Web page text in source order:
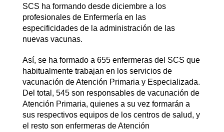
SCS ha formando desde diciembre a los
profesionales de Enfermería en las
especificidades de la administración de las
nuevas vacunas.
Así, se ha formado a 655 enfermeras del SCS que
habitualmente trabajan en los servicios de
vacunación de Atención Primaria y Especializada.
Del total, 545 son responsables de vacunación de
Atención Primaria, quienes a su vez formarán a
sus respectivos equipos de los centros de salud, y
el resto son enfermeras de Atención